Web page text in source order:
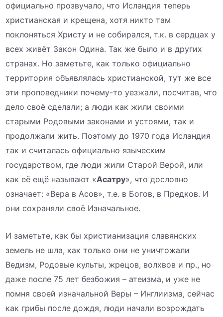
официально прозвучало, что Исландия теперь
христианская и крещена, хотя никто там
поклоняться Христу и не собирался, т.к. в сердцах у
всех живёт Закон Одина. Так же было и в других
странах. Но заметьте, как только официально
территория объявлялась христианской, тут же все
эти проповедники почему-то уезжали, посчитав, что
дело своё сделали; а люди как жили своими
старыми Родовыми законами и устоями, так и
продолжали жить. Поэтому до 1970 года Исландия
так и считалась официально языческим
государством, где люди жили Старой Верой, или
как её ещё называют «Асатру», что дословно
означает: «Вера в Асов», т.е. в Богов, в Предков. И
они сохраняли своё Изначальное.
И заметьте, как бы христианизация славянских
земель не шла, как только они не уничтожали
Ведизм, Родовые культы, жрецов, волхвов и пр., но
даже после 75 лет безбожия – атеизма, и уже не
помня своей изначальной Веры – Инглиизма, сейчас
как грибы после дождя, люди начали возрождать